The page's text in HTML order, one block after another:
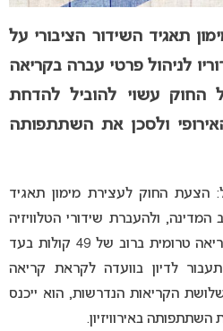
תאגיד השידור הציבורי על
לניהול פרטי עברה בקריאה
החוק עשוי להוביל להדחת
ולסכן את השתתפותה
הצעת החוק לעצירת מימון תאגיד
המדינה, ולהעברת שידורי הטלוויזיה
והרדיו לניהול פרטי, עברה בקריאה טרומית ברוב של 49 קולות בעד
תעבור לדיון בוועדה לקראת קריאה
הקריאות הנדרשות, הוא ייכנס
באירוויזיון.